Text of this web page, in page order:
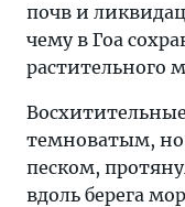
почв и
чему в Гоа
растительного
темноватым,
песком,
вдоль берега